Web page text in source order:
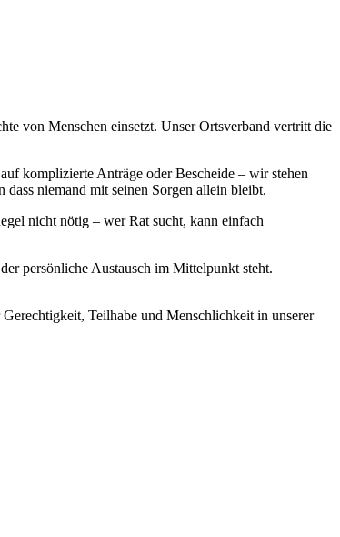
von Menschen einsetzt. Unser Ortsverband vertritt die
komplizierte Anträge oder Bescheide – wir stehen
niemand mit seinen Sorgen allein bleibt.
nicht nötig – wer Rat sucht, kann einfach
persönliche Austausch im Mittelpunkt steht.
Teilhabe und Menschlichkeit in unserer